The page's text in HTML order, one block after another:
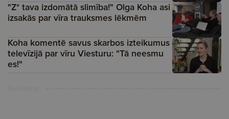
"Z* tava izdomātā slimība!" Olga Koha asi
izsakās par vīra trauksmes lēkmēm
Koha komentē savus skarbos izteikumus
televīzijā par vīru Viesturu: "Tā neesmu
es!"